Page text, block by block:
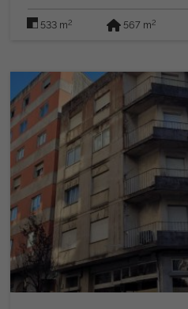
宅，这使其成为绝佳的投资机会
筑面积为 1998 平方米，以其质
533 m2 567 m2